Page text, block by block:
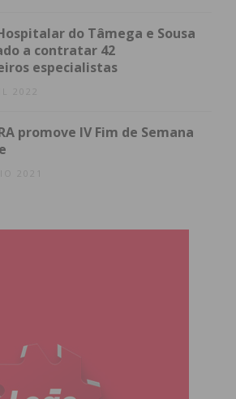
do Tâmega e Sousa
a contratar 42
especialistas
2022
promove IV Fim de Semana
2021